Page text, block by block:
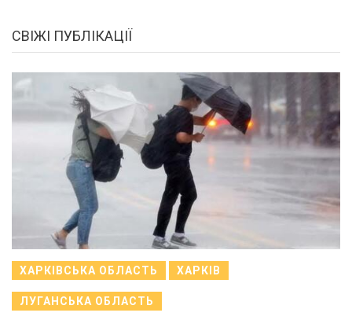
СВІЖІ ПУБЛІКАЦІЇ
ХАРКІВСЬКА ОБЛАСТЬ ХАРКІВ
ЛУГАНСЬКА ОБЛАСТЬ